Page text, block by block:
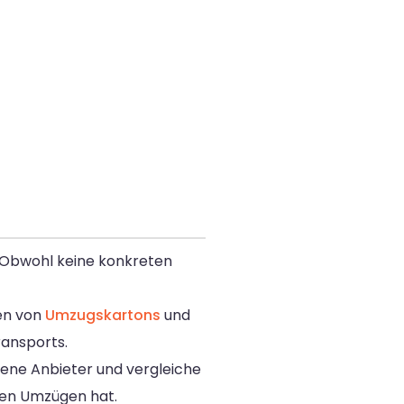
keine konkreten
von Umzugskartons und
Anbieter und vergleiche
Umzügen hat.